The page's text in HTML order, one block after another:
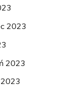
2023
2023